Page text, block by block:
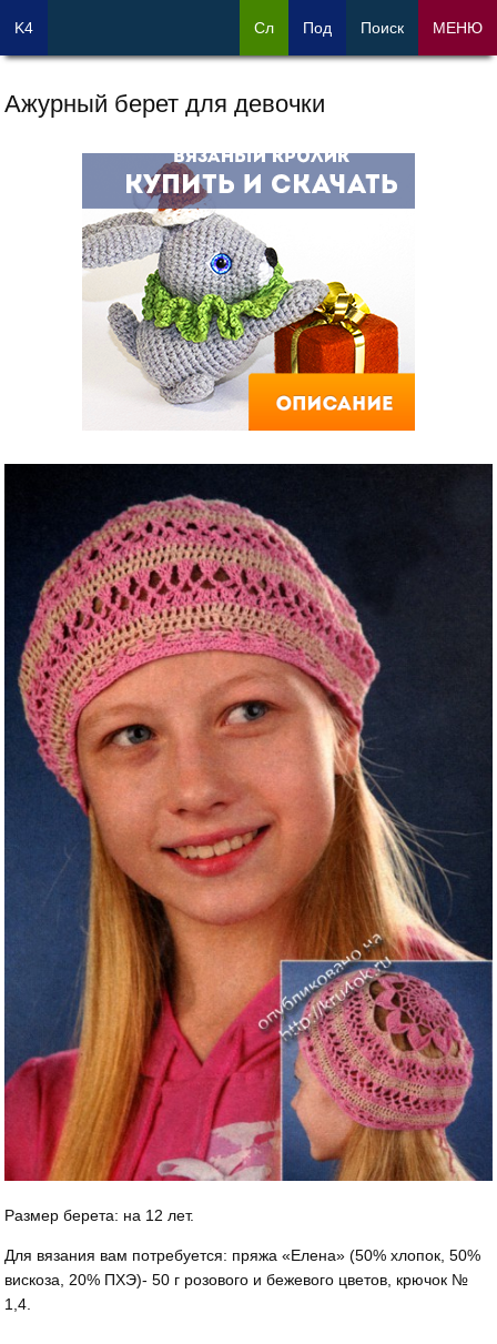
Ажурный берет для девочки
Размер берета: на 12 лет.
Для вязания вам потребуется: пряжа «Елена» (50% хлопок, 50%
вискоза, 20% ПХЭ)- 50 г розового и бежевого цветов, крючок №
1,4.
K4 Сл Под Поиск МЕНЮ